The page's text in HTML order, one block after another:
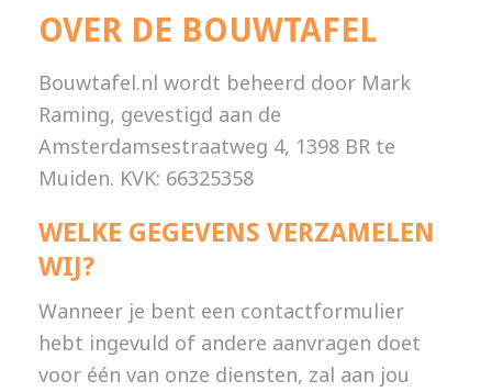
OVER DE BOUWTAFEL
Bouwtafel.nl wordt beheerd door Mark
Raming, gevestigd aan de
Amsterdamsestraatweg 4, 1398 BR te
Muiden. KVK: 66325358
WELKE GEGEVENS VERZAMELEN
WIJ?
Wanneer je bent een contactformulier
hebt ingevuld of andere aanvragen doet
voor één van onze diensten, zal aan jou